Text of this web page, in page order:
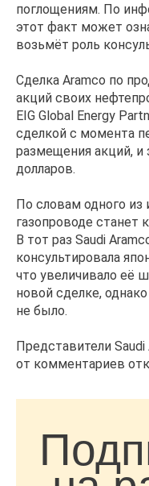
поглощениям. По
этот факт может
возьмёт роль
Сделка Aramco по
акций своих
EIG Global Energy
сделкой с момента
размещения акций, и
долларов.
По словам одного из
газопроводе станет
В тот раз Saudi
консультировала
что увеличивало её
новой сделке,
не было.
Представители Saudi
от комментариев